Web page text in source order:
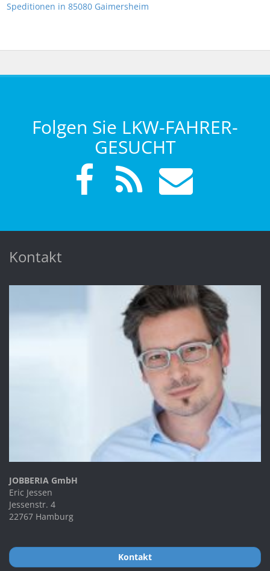
Speditionen in 85080 Gaimersheim
Folgen Sie LKW-FAHRER-
GESUCHT
Kontakt
JOBBERIA GmbH
Eric Jessen
Jessenstr. 4
22767 Hamburg
Kontakt